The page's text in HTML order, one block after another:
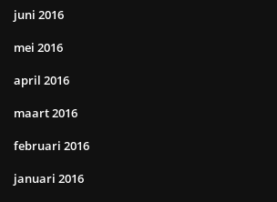
juni 2016
mei 2016
april 2016
maart 2016
februari 2016
januari 2016